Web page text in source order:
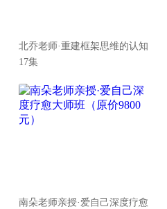
北乔老师·重建框架思维的认知
17集
南朵老师亲授·爱自己深度疗愈